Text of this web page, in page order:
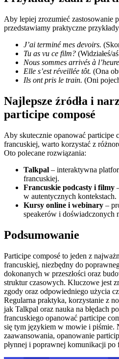
Aby lepiej zrozumieć zastosowanie
przedstawiamy praktyczne
J’ai terminé mes devoirs.
Tu as vu ce film? (Widziałeś/
Nous sommes arrivés à
Elle s’est réveillée tôt. (Ona
Ils ont pris le train. (Oni
Najlepsze źródła i
participe composé
Aby skutecznie opanować participe
francuskiej, warto korzystać z
Oto polecane rozwiązania:
Talkpal – interaktywna
francuskiej.
Francuskie podcasty i filmy
w autentycznych kontekstach.
Kursy online i webinary –
speakerów i doświadczonych
Podsumowanie
Participe composé to jeden z
francuskiej, niezbędny do
dokonanych w przeszłości oraz
struktur czasowych. Kluczowe jest
zgody oraz odpowiedniego użycia
Regularna praktyka, korzystanie z
jak Talkpal oraz nauka na błędach
francuskiego opanować participe
się tym językiem w mowie i piśmie.
zaawansowania, opanowanie
płynnej i poprawnej komunikacji po